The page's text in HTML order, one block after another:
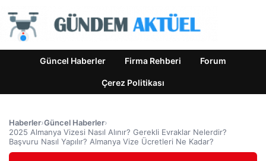
Güncel Haberler Firma Rehberi Forum
Çerez Politikası
Haberler›Güncel Haberler›
2025 Almanya Vizesi Nasıl Alınır? Gerekli Evraklar Nelerdir?
Başvuru Nasıl Yapılır? Almanya Vize Ücretleri Ne Kadar?